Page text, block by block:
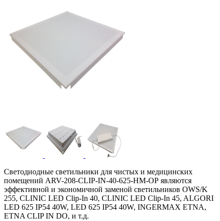
Светодиодные светильники для чистых и медицинских
помещений ARV-208-CLIP-IN-40-625-НM-OP являются
эффективной и экономичной заменой светильников OWS/K
255, CLINIC LED Clip-In 40, CLINIC LED Clip-In 45, ALGORI
LED 625 IP54 40W, LED 625 IP54 40W, INGERMAX ETNA,
ETNA CLIP IN DO, и т.д.